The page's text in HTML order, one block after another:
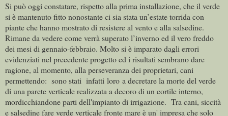
Si può oggi constatare, rispetto alla prima installazione, che il verde
si è mantenuto fitto nonostante ci sia stata un’estate torrida con
piante che hanno mostrato di resistere al vento e alla salsedine.
Rimane da vedere come verrà superato l’inverno ed il vero freddo
dei mesi di gennaio-febbraio. Molto si è imparato dagli errori
evidenziati nel precedente progetto ed i risultati sembrano dare
ragione, al momento, alla perseveranza dei proprietari, cani
permettendo: sono stati infatti loro a decretare la morte del verde
di una parete verticale realizzata a decoro di un cortile interno,
mordicchiandone parti dell'impianto di irrigazione. Tra cani, siccità
e salsedine fare verde verticale fronte mare è un' impresa che solo